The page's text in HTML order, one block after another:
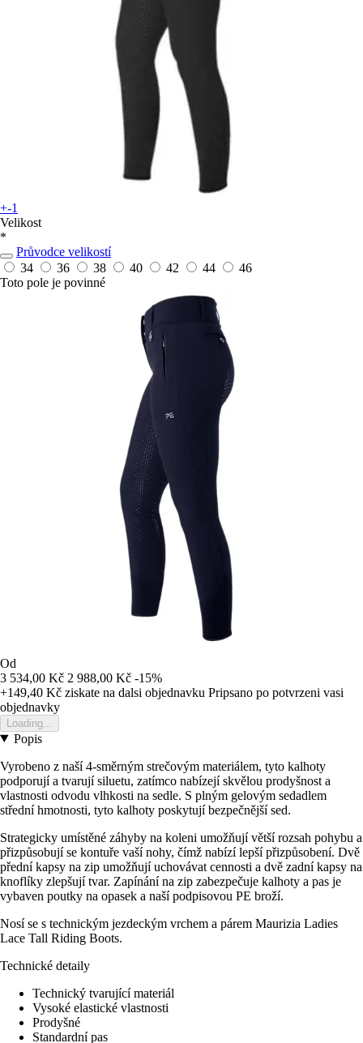
+-1
Velikost
*
Průvodce velikostí
34
36 38 40 42 44
46
Toto pole je povinné
Od
3 534,00 Kč 2 988,00 Kč -15%
+149,40 Kč ziskate na dalsi objednavku Pripsano po potvrzeni vasi
objednavky
Loading...
Popis
Vyrobeno z naší 4-směrným strečovým materiálem, tyto kalhoty
podporují a tvarují siluetu, zatímco nabízejí skvělou prodyšnost a
vlastnosti odvodu vlhkosti na sedle. S plným gelovým sedadlem
střední hmotnosti, tyto kalhoty poskytují bezpečnější sed.
Strategicky umístěné záhyby na koleni umožňují větší rozsah pohybu a
přizpůsobují se kontuře vaší nohy, čímž nabízí lepší přizpůsobení. Dvě
přední kapsy na zip umožňují uchovávat cennosti a dvě zadní kapsy na
knoflíky zlepšují tvar. Zapínání na zip zabezpečuje kalhoty a pas je
vybaven poutky na opasek a naší podpisovou PE broží.
Nosí se s technickým jezdeckým vrchem a párem Maurizia Ladies
Lace Tall Riding Boots.
Technické detaily
Technický tvarující materiál
Vysoké elastické vlastnosti
Prodyšné
Standardní pas